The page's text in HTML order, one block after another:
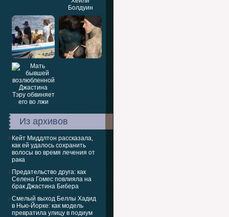
Из архивов
Кейт Миддлтон рассказала,
как ей удалось сохранить
волосы во время лечения от
рака
Предательство друга: как
Селена Гомес повлияла на
брак Джастина Бибера
Смелый выход Беллы Хадид
в Нью-Йорке: как модель
превратила улицу в подиум